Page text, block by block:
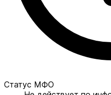
Статус МФО